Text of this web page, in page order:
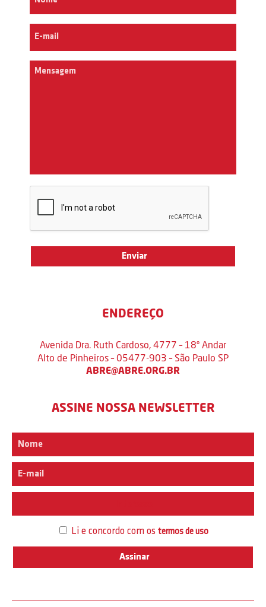
ENDEREÇO
Avenida Dra. Ruth Cardoso, 4777 – 18º Andar
Alto de Pinheiros – 05477-903 – São Paulo SP
ABRE@ABRE.ORG.BR
ASSINE NOSSA NEWSLETTER
Li e concordo com os termos de uso